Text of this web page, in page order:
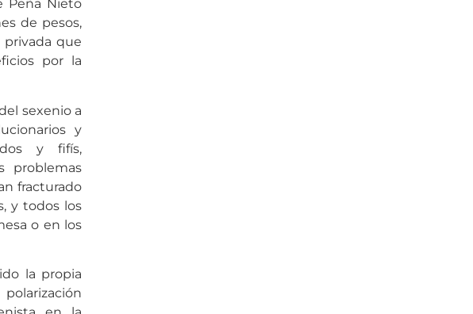
Peña Nieto
de pesos,
que
por la
sexenio a
y
y fifís,
problemas
fracturado
y todos los
o en los
la propia